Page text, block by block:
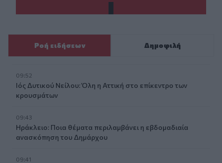
Ροή ειδήσεων Δημοφιλή
09:52
Ιός Δυτικού Νείλου: Όλη η Αττική στο επίκεντρο των
κρουσμάτων
09:43
Ηράκλειο: Ποια θέματα περιλαμβάνει η εβδομαδιαία
ανασκόπηση του Δημάρχου
09:41